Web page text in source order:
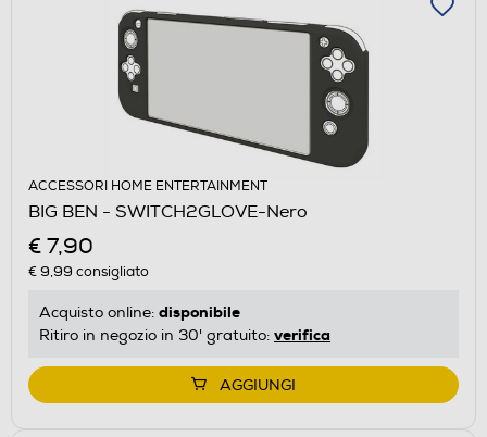
ACCESSORI HOME ENTERTAINMENT
BIG BEN - SWITCH2GLOVE-Nero
€ 7,90
€ 9,99 consigliato
Acquisto online: disponibile
Ritiro in negozio in 30' gratuito: verifica
AGGIUNGI